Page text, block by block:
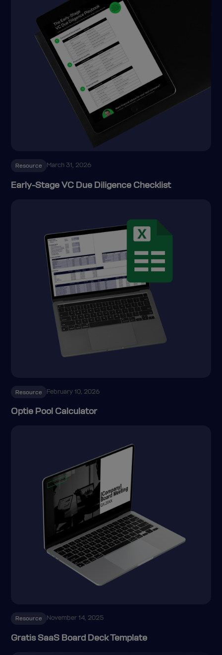
Resource March 31, 2026
Early-Stage VC Due Diligence Checklist
Resource February 10, 2026
Optie Pool Calculator
Resource November 14, 2025
Gratis SaaS Board Deck Template